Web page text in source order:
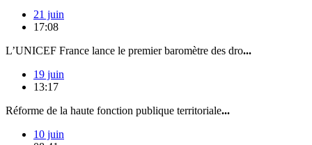
21 juin
17:08
L’UNICEF France lance le premier baromètre des dro...
19 juin
13:17
Réforme de la haute fonction publique territoriale...
10 juin